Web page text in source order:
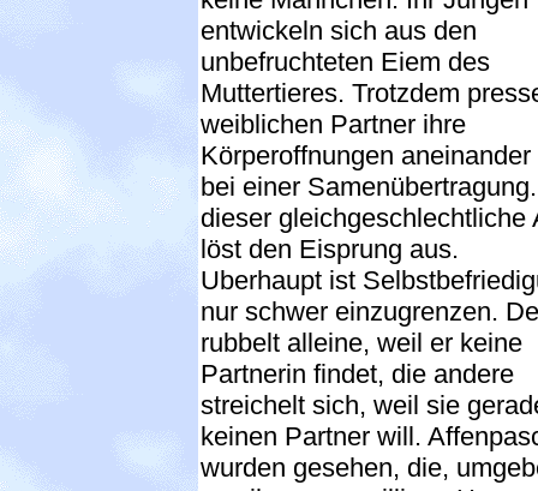
entwickeln sich aus den
unbefruchteten Eiem des
Muttertieres. Trotzdem
weiblichen Partner ihre
Körperoffnungen aneinander
bei einer
dieser gleichgeschlechtliche
löst den Eisprung aus.
Uberhaupt ist
nur schwer einzugrenzen.
rubbelt alleine, weil er keine
Partnerin findet, die andere
streichelt sich, weil sie
keinen Partner will.
wurden gesehen, die,